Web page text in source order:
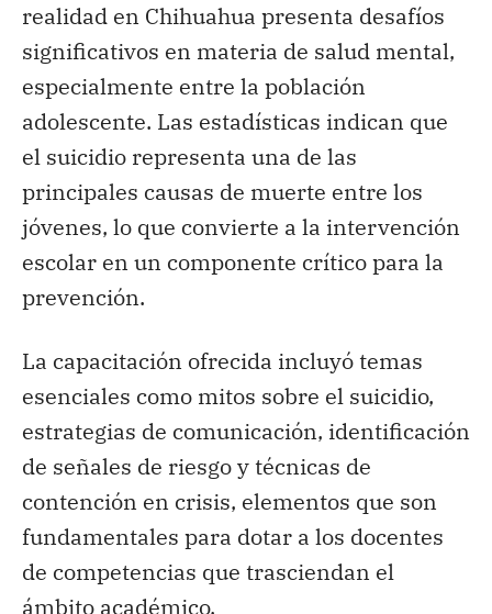
realidad en Chihuahua presenta desafíos
significativos en materia de salud mental,
especialmente entre la población
adolescente. Las estadísticas indican que
el suicidio representa una de las
principales causas de muerte entre los
jóvenes, lo que convierte a la intervención
escolar en un componente crítico para la
prevención.
La capacitación ofrecida incluyó temas
esenciales como mitos sobre el suicidio,
estrategias de comunicación, identificación
de señales de riesgo y técnicas de
contención en crisis, elementos que son
fundamentales para dotar a los docentes
de competencias que trasciendan el
ámbito académico.